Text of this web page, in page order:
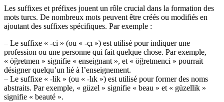
Les suffixes et préfixes jouent un rôle crucial dans la formation des
mots turcs. De nombreux mots peuvent être créés ou modifiés en
ajoutant des suffixes spécifiques. Par exemple :
– Le suffixe « -ci » (ou « -çı ») est utilisé pour indiquer une
profession ou une personne qui fait quelque chose. Par exemple,
« öğretmen » signifie « enseignant », et « öğretmenci » pourrait
désigner quelqu’un lié à l’enseignement.
– Le suffixe « -lik » (ou « -lık ») est utilisé pour former des noms
abstraits. Par exemple, « güzel » signifie « beau » et « güzellik »
signifie « beauté ».